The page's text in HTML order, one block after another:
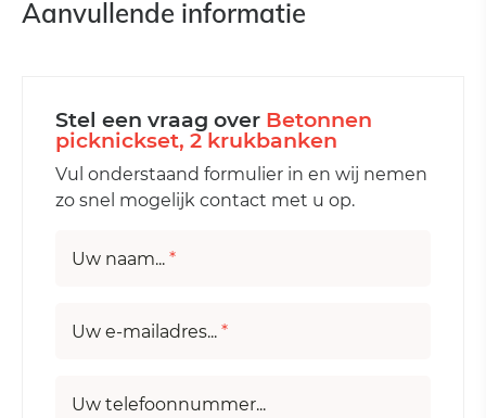
Aanvullende informatie
Stel een vraag over Betonnen
picknickset, 2 krukbanken
Vul onderstaand formulier in en wij nemen
zo snel mogelijk contact met u op.
Uw naam... *
Uw e-mailadres... *
Uw telefoonnummer...